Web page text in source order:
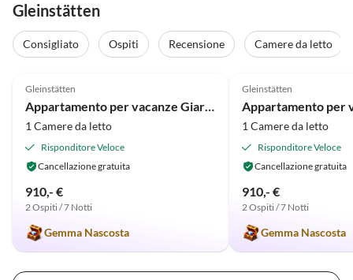
Gleinstätten
Consigliato Ospiti Recensione
Camere da letto
Gleinstätten
1 Camere da letto
Risponditore Veloce
Cancellazione gratuita
910,- €
2 Ospiti / 7 Notti
Gemma Nascosta
Gleinstätten
1 Camere da letto
Risponditore Veloce
Cancellazione gratuita
910,- €
2 Ospiti / 7 Notti
Gemma Nascosta